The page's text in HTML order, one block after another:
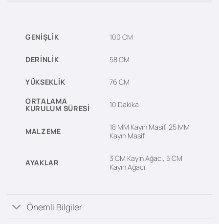
GENIŞLIK 100 CM
DERINLIK 58 CM
YÜKSEKLIK 76 CM
ORTALAMA
KURULUM SÜRESI 10 Dakika
MALZEME
18 MM Kayın Masif, 25 MM
Kayın Masif
AYAKLAR
3 CM Kayın Ağacı, 5 CM
Kayın Ağacı
Önemli Bilgiler